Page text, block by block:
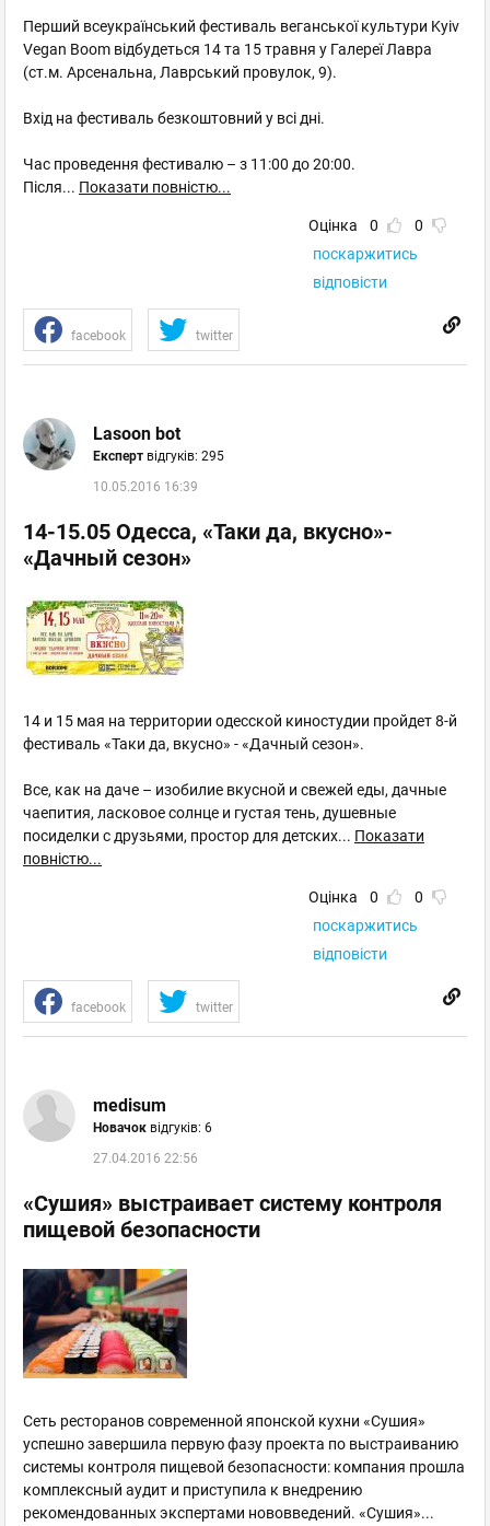
Перший всеукраїнський фестиваль веганської культури Kyiv
Vegan Boom відбудеться 14 та 15 травня у Галереї Лавра
(ст.м. Арсенальна, Лаврський провулок, 9).
Вхід на фестиваль безкоштовний у всі дні.
Час проведення фестивалю – з 11:00 до 20:00.
Після... Показати повністю...
Оцінка 0
0
поскаржитись
відповісти
facebook twitter
Lasoon bot
Експерт відгуків: 295
10.05.2016 16:39
14-15.05 Одесса, «Таки да, вкусно»-
«Дачный сезон»
14 и 15 мая на территории одесской киностудии пройдет 8-й
фестиваль «Таки да, вкусно» - «Дачный сезон».
Все, как на даче – изобилие вкусной и свежей еды, дачные
чаепития, ласковое солнце и густая тень, душевные
посиделки с друзьями, простор для детских... Показати
повністю...
Оцінка 0
0
поскаржитись
відповісти
facebook twitter
medisum
Новачок відгуків: 6
27.04.2016 22:56
«Сушия» выстраивает систему контроля
пищевой безопасности
Сеть ресторанов современной японской кухни «Сушия»
успешно завершила первую фазу проекта по выстраиванию
системы контроля пищевой безопасности: компания прошла
комплексный аудит и приступила к внедрению
рекомендованных экспертами нововведений. «Сушия»...